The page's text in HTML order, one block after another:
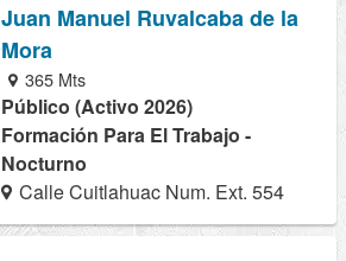
Juan Manuel Ruvalcaba de la
Mora
365 Mts
Público (Activo 2026)
Formación Para El Trabajo -
Nocturno
Calle Cuitlahuac Num. Ext. 554